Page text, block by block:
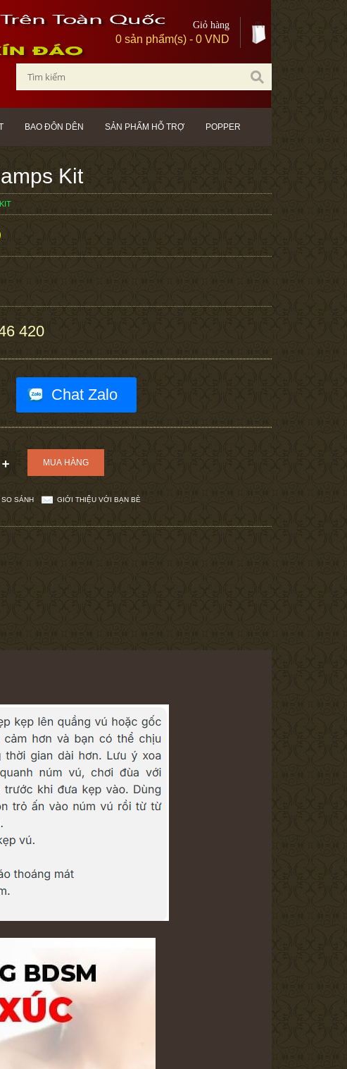
Giỏ hàng
0 sản phẩm(s) - 0 VND
BAO ĐÔN DÊN SẢN PHẨM HỖ TRỢ POPPER
Kit
420
Chat Zalo
SO SÁNH GIỚI THIỆU VỚI BẠN BÈ